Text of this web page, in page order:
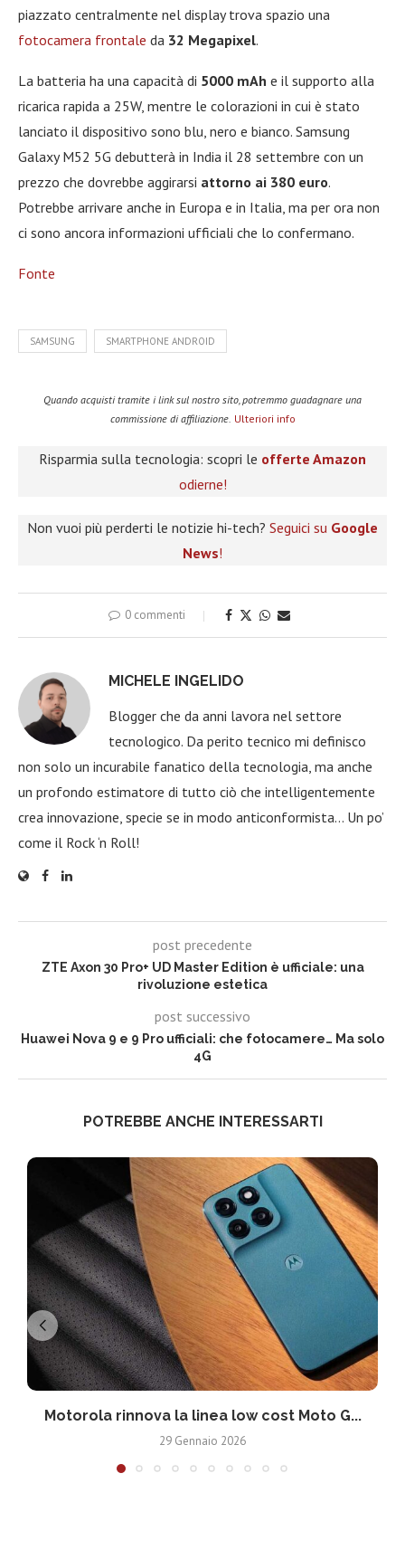
piazzato centralmente nel display trova spazio una
fotocamera frontale da 32 Megapixel.
La batteria ha una capacità di 5000 mAh e il supporto alla
ricarica rapida a 25W, mentre le colorazioni in cui è stato
lanciato il dispositivo sono blu, nero e bianco. Samsung
Galaxy M52 5G debutterà in India il 28 settembre con un
prezzo che dovrebbe aggirarsi attorno ai 380 euro.
Potrebbe arrivare anche in Europa e in Italia, ma per ora non
ci sono ancora informazioni ufficiali che lo confermano.
Fonte
SAMSUNG SMARTPHONE ANDROID
Quando acquisti tramite i link sul nostro sito, potremmo guadagnare una
commissione di affiliazione. Ulteriori info
Risparmia sulla tecnologia: scopri le offerte Amazon
odierne!
Non vuoi più perderti le notizie hi-tech? Seguici su Google
News!
0 commenti
MICHELE INGELIDO
Blogger che da anni lavora nel settore
tecnologico. Da perito tecnico mi definisco
non solo un incurabile fanatico della tecnologia, ma anche
un profondo estimatore di tutto ciò che intelligentemente
crea innovazione, specie se in modo anticonformista… Un po’
come il Rock ‘n Roll!
post precedente
ZTE Axon 30 Pro+ UD Master Edition è ufficiale: una
rivoluzione estetica
post successivo
Huawei Nova 9 e 9 Pro ufficiali: che fotocamere… Ma solo
4G
POTREBBE ANCHE INTERESSARTI
Motorola rinnova la linea low cost Moto G...
29 Gennaio 2026